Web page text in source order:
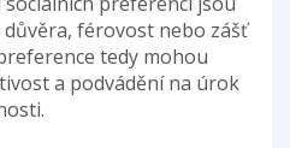
férovost nebo zášť
tedy mohou
a podvádění na úrok